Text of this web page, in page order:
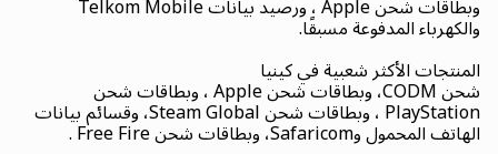
وبطاقات شحن Apple ، ورصيد بيانات Telkom Mobile
والكهرباء المدفوعة مسبقًا.
المنتجات الأكثر شعبية في كينيا
شحن CODM، وبطاقات شحن Apple ، وبطاقات شحن
PlayStation ، وبطاقات شحن Steam Global، وقسائم بيانات
الهاتف المحمول وSafaricom، وبطاقات شحن Free Fire .